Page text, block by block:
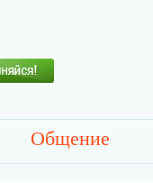
Общение